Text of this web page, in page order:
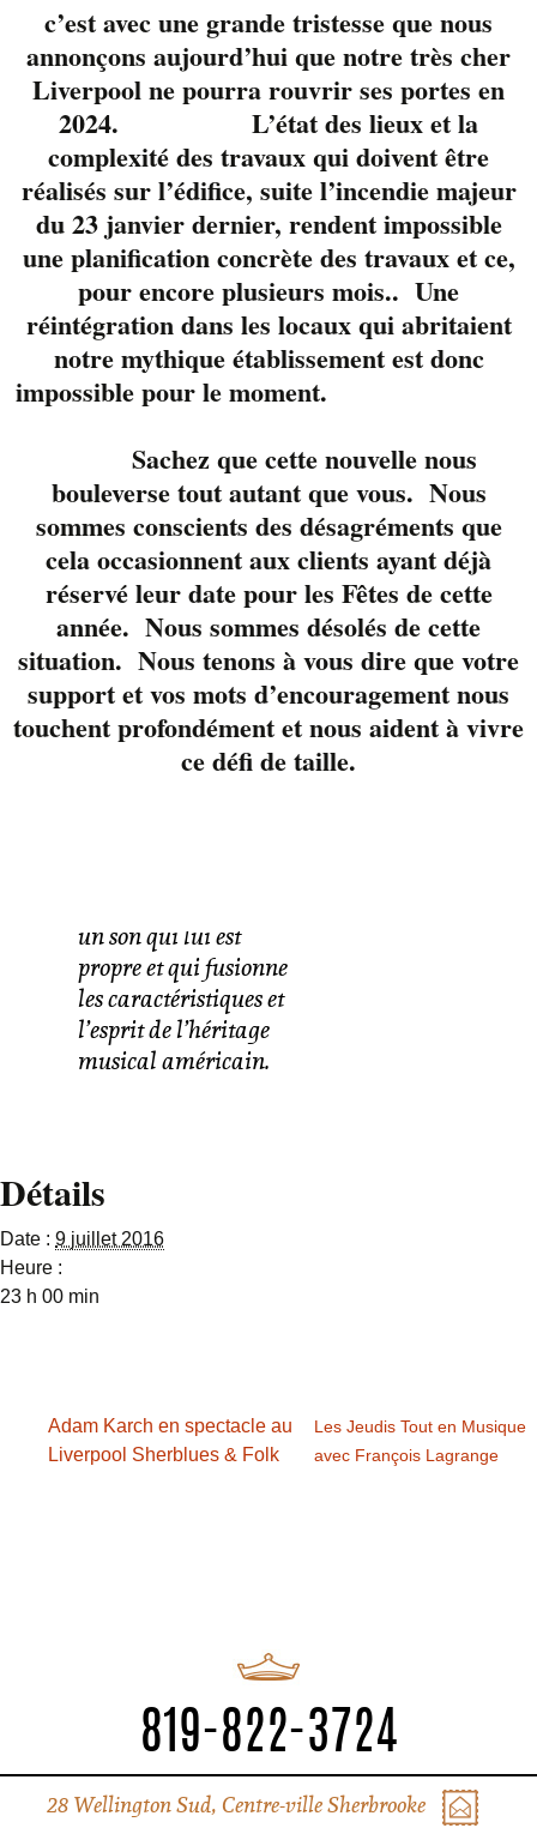
rue Wellington Sud et
leCentre-ville de
Sherbrookeaccueillent
l’événement
Sherblues
& Folk.
Plusieurs spectacles
pour le souper, la
soirée, ou le night ife
17h à 20h sur notre
terrasse
20h à 23h sur la
grande scène
23h sur la scène
intérieure de notre
lounge » Le Parloir «
Ne manquez pas
Adam Karch, un
auteur-compositeur-
interprète Le son du
guitariste Adam
Karch est pure
énergie, à la croisée du
blues, du rock et du
un son qui lui est
propre et qui fusionne
les caractéristiques et
l’esprit de l’héritage
musical américain.
Détails
Date : 9 juillet 2016
Heure :
23 h 00 min
Adam Karch en spectacle au
Liverpool Sherblues & Folk
Les Jeudis Tout en Musique
avec François Lagrange
819-822-3724
28 Wellington Sud, Centre-ville Sherbrooke
c’est avec une grande tristesse que nous
annonçons aujourd’hui que notre très cher
Liverpool ne pourra rouvrir ses portes en
2024. L’état des lieux et la
complexité des travaux qui doivent être
réalisés sur l’édifice, suite l’incendie majeur
du 23 janvier dernier, rendent impossible
une planification concrète des travaux et ce,
pour encore plusieurs mois.. Une
réintégration dans les locaux qui abritaient
notre mythique établissement est donc
impossible pour le moment.
Sachez que cette nouvelle nous
bouleverse tout autant que vous. Nous
sommes conscients des désagréments que
cela occasionnent aux clients ayant déjà
réservé leur date pour les Fêtes de cette
année. Nous sommes désolés de cette
situation. Nous tenons à vous dire que votre
support et vos mots d’encouragement nous
touchent profondément et nous aident à vivre
ce défi de taille.